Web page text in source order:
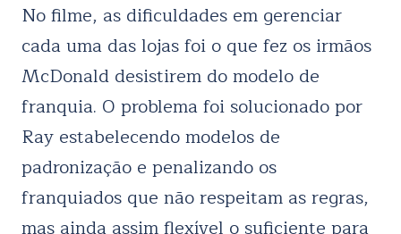
No filme, as dificuldades em gerenciar
cada uma das lojas foi o que fez os irmãos
McDonald desistirem do modelo de
franquia. O problema foi solucionado por
Ray estabelecendo modelos de
padronização e penalizando os
franquiados que não respeitam as regras,